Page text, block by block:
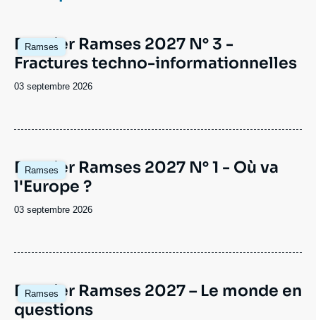
Se connecter
Nous soutenir
Ramses
Image
principale
Dossier Ramses 2027 N° 3 -
Fractures techno-informationnelles
Date
03 septembre 2026
Ramses
Image
principale
Dossier Ramses 2027 N° 1 - Où va
l'Europe ?
Date
03 septembre 2026
Ramses
Image
principale
Dossier Ramses 2027 – Le monde en
questions